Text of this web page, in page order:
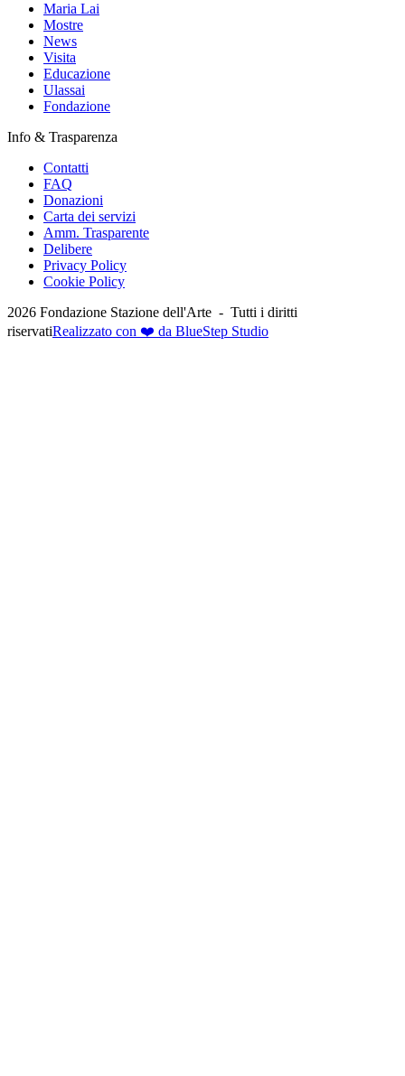
Maria Lai
Mostre
News
Visita
Educazione
Ulassai
Fondazione
Info & Trasparenza
Contatti
FAQ
Donazioni
Carta dei servizi
Amm. Trasparente
Delibere
Privacy Policy
Cookie Policy
2026 Fondazione Stazione dell'Arte - Tutti i diritti
riservatiRealizzato con ❤️ da BlueStep Studio